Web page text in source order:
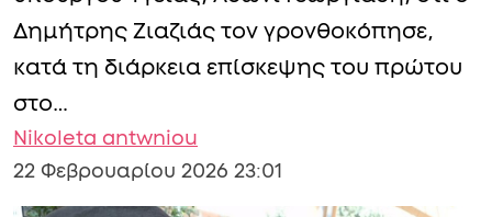
Δημήτρης Ζιαζιάς τον γρονθοκόπησε,
κατά τη διάρκεια επίσκεψης του πρώτου
στο…
Nikoleta antwniou
22 Φεβρουαρίου 2026 23:01